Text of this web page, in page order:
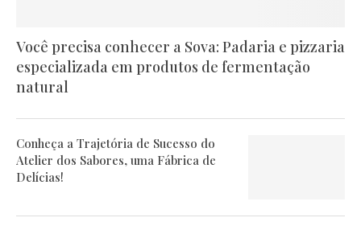
Você precisa conhecer a Sova: Padaria e pizzaria
especializada em produtos de fermentação
natural
Conheça a Trajetória de Sucesso do
Atelier dos Sabores, uma Fábrica de
Delícias!